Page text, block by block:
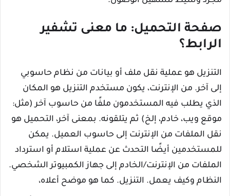
صفحة التحميل: ما معنى تشفير
الرابط؟
التنزيل هو عملية نقل ملف أو بيانات من نظام حاسوبي
إلى آخر. من الإنترنت، يكون مستخدم التنزيل هو المكان
الذي يطلب فيه المستخدمون ملفًا من حاسوب آخر (مثل:
موقع ويب، خادم، إلخ) ثم يتلقونه. بمعنى آخر، التحميل هو
نقل الملفات من الإنترنت إلى حاسوب العميل. يمكن
للمستخدمين أيضًا التحدث عن عملية استلام أو استرداد
الملفات من الإنترنت/الخادم إلى جهاز الكمبيوتر الشخصي.
النظام وكيف يعمل. التنزيل. كما هو موضح أعلاه،